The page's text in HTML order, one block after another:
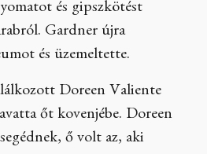
és gipszkötést
Gardner újra
és üzemeltette.
Doreen Valiente
őt kovenjébe. Doreen
ő volt az, aki